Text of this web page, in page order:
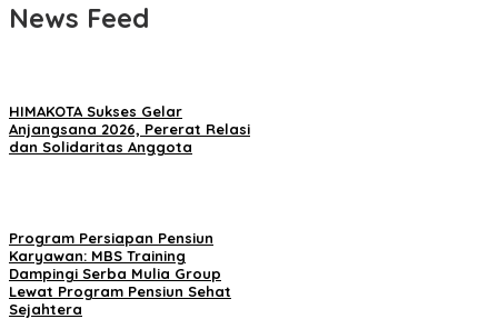
News Feed
HIMAKOTA Sukses Gelar
Anjangsana 2026, Pererat Relasi
dan Solidaritas Anggota
Program Persiapan Pensiun
Karyawan: MBS Training
Dampingi Serba Mulia Group
Lewat Program Pensiun Sehat
Sejahtera